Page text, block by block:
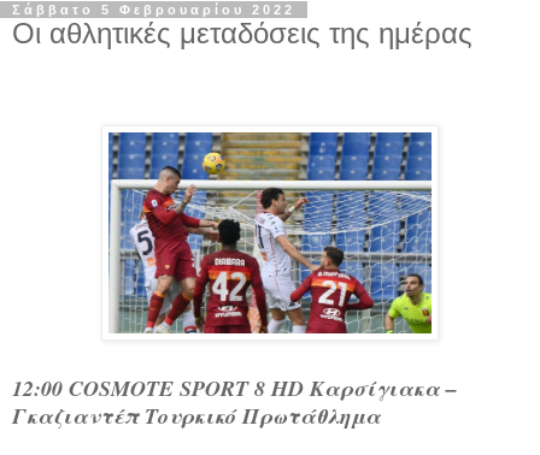
Σάββατο 5 Φεβρουαρίου 2022
Οι αθλητικές μεταδόσεις της ημέρας
12:00 COSMOTE SPORT 8 HD Καρσίγιακα –
Γκαζιαντέπ Τουρκικό Πρωτάθλημα